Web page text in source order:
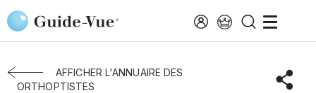
Aller au contenu principal
Accueil Annuaire des orthoptistes
Bordeaux
Chambrin Stéphanie
AFFICHER L'ANNUAIRE DES
ORTHOPTISTES